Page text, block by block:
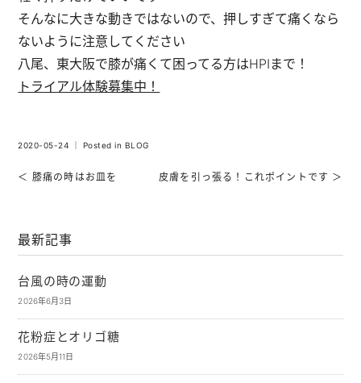
そんなに大きな動きではないので、押しすぎて痛くなら
ないように注意してください
八尾、東大阪で膝が痛くて困ってる方はHPIまで！
トライアル体験募集中！
2020-05-24 ｜ Posted in BLOG
＜ 膝痛の時はお皿を 皮膚を引っ張る！これポイントです ＞
最新記事
台風の時の運動
2026年6月3日
花粉症とオリゴ糖
2026年5月11日